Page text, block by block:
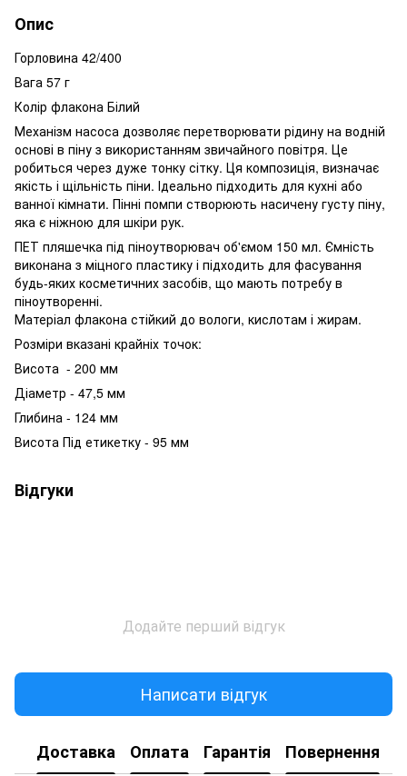
Опис
Горловина 42/400
Вага 57 г
Колір флакона Білий
Механізм насоса дозволяє перетворювати рідину на водній
основі в піну з використанням звичайного повітря. Це
робиться через дуже тонку сітку. Ця композиція, визначає
якість і щільність піни. Ідеально підходить для кухні або
ванної кімнати. Пінні помпи створюють насичену густу піну,
яка є ніжною для шкіри рук.
ПЕТ пляшечка під піноутворювач об'ємом 150 мл. Ємність
виконана з міцного пластику і підходить для фасування
будь-яких косметичних засобів, що мають потребу в
піноутворенні.
Матеріал флакона стійкий до вологи, кислотам і жирам.
Розміри вказані крайніх точок:
Висота - 200 мм
Діаметр - 47,5 мм
Глибина - 124 мм
Висота Під етикетку - 95 мм
Відгуки
Додайте перший відгук
Написати відгук
Доставка Оплата Гарантія Повернення